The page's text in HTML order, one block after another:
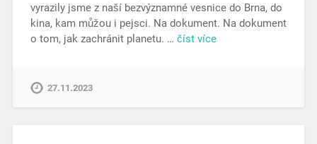
vyrazily jsme z naší bezvýznamné vesnice do Brna, do
kina, kam můžou i pejsci. Na dokument. Na dokument
o tom, jak zachránit planetu. … číst více
27.11.2023